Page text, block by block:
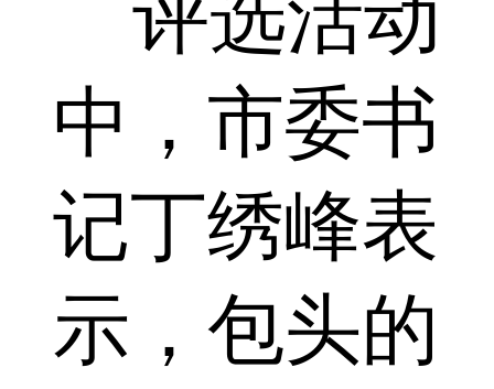
评选活动
中，市委书
记丁绣峰表
示，包头的